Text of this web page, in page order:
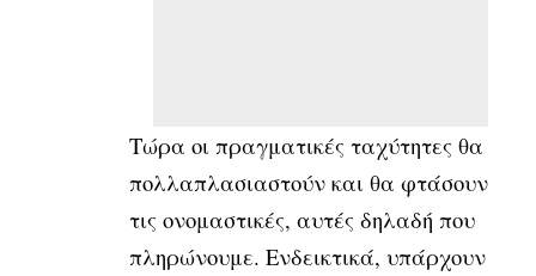
Τώρα οι πραγματικές ταχύτητες θα
πολλαπλασιαστούν και θα φτάσουν
τις ονομαστικές, αυτές δηλαδή που
πληρώνουμε. Ενδεικτικά, υπάρχουν